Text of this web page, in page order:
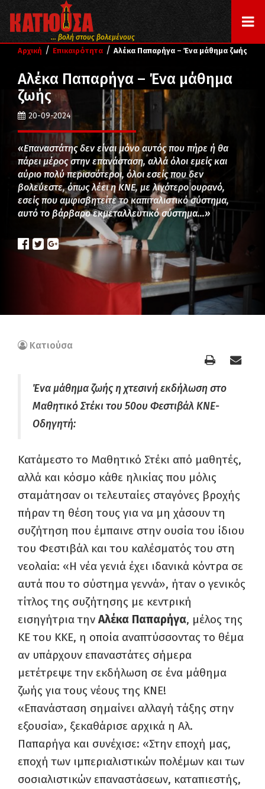
... βολή στους βολεμένους
Αρχική / Επικαιρότητα / Αλέκα Παπαρήγα – Ένα μάθημα ζωής
Αλέκα Παπαρήγα – Ένα μάθημα
ζωής
20-09-2024
«Επαναστάτης δεν είναι μόνο αυτός που πήρε ή θα
πάρει μέρος στην επανάσταση, αλλά όλοι εμείς και
αύριο πολύ περισσότεροι, όλοι εσείς που δεν
βολεύεστε, όπως λέει η ΚΝΕ, με λιγότερο ουρανό,
εσείς που αμφισβητείτε το καπιταλιστικό σύστημα,
αυτό το βάρβαρο εκμεταλλευτικό σύστημα…»
Κατιούσα
Ένα μάθημα ζωής η χτεσινή εκδήλωση στο
Μαθητικό Στέκι του 50ου Φεστιβάλ ΚΝΕ-
Οδηγητή:
Κατάμεστο το Μαθητικό Στέκι από μαθητές,
αλλά και κόσμο κάθε ηλικίας που μόλις
σταμάτησαν οι τελευταίες σταγόνες βροχής
πήραν τη θέση τους για να μη χάσουν τη
συζήτηση που έμπαινε στην ουσία του ίδιου
του Φεστιβάλ και του καλέσματός του στη
νεολαία: «Η νέα γενιά έχει ιδανικά κόντρα σε
αυτά που το σύστημα γεννά», ήταν ο γενικός
τίτλος της συζήτησης με κεντρική
εισηγήτρια την Αλέκα Παπαρήγα, μέλος της
ΚΕ του ΚΚΕ, η οποία αναπτύσσοντας το θέμα
αν υπάρχουν επαναστάτες σήμερα
μετέτρεψε την εκδήλωση σε ένα μάθημα
ζωής για τους νέους της ΚΝΕ!
«Επανάσταση σημαίνει αλλαγή τάξης στην
εξουσία», ξεκαθάρισε αρχικά η Αλ.
Παπαρήγα και συνέχισε: «Στην εποχή μας,
εποχή των ιμπεριαλιστικών πολέμων και των
σοσιαλιστικών επαναστάσεων, καταπιεστής,